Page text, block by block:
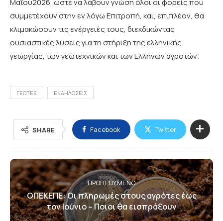
Μαΐου2026, ώστε να λάβουν γνώση όλοι οι φορείς που
συμμετέχουν στην εν λόγω Επιτροπή, και, επιπλέον, θα
κλιμακώσουν τις ενέργειές τους, διεκδικώντας
ουσιαστικές λύσεις για τη στήριξη της ελληνικής
γεωργίας, των γεωτεχνικών και των Ελλήνων αγροτών”.
ΓΕΩΤΕΕ ΕΚΔΗΛΩΣΕΙΣ
SHARE Facebook Twitter
ΠΡΟΗΓΟΎΜΕΝΟ
ΟΠΕΚΕΠΕ: Οι πληρωμές στους αγρότες έως
τον Ιούνιο – Ποιοι θα εισπράξουν